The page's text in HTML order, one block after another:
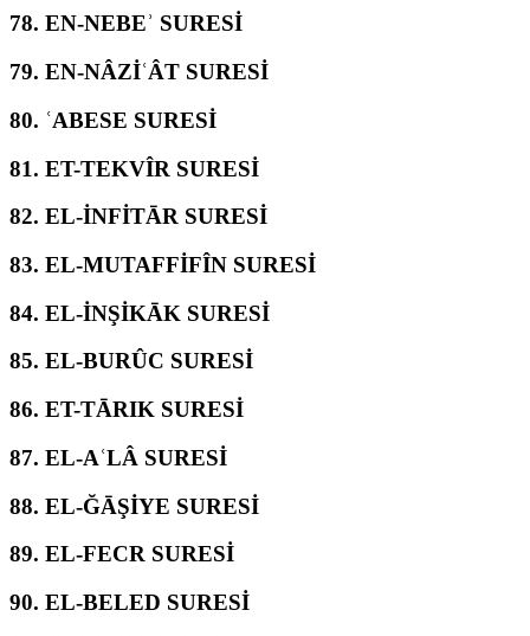
78. EN-NEBEʾ SURESİ
79. EN-NÂZİʿÂT SURESİ
80. ʿABESE SURESİ
81. ET-TEKVÎR SURESİ
82. EL-İNFİTĀR SURESİ
83. EL-MUTAFFİFÎN SURESİ
84. EL-İNŞİKĀK SURESİ
85. EL-BURÛC SURESİ
86. ET-TĀRIK SURESİ
87. EL-AʿLÂ SURESİ
88. EL-ĞĀŞİYE SURESİ
89. EL-FECR SURESİ
90. EL-BELED SURESİ